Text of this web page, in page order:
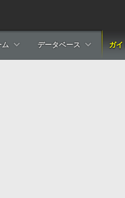
データベース ガイ